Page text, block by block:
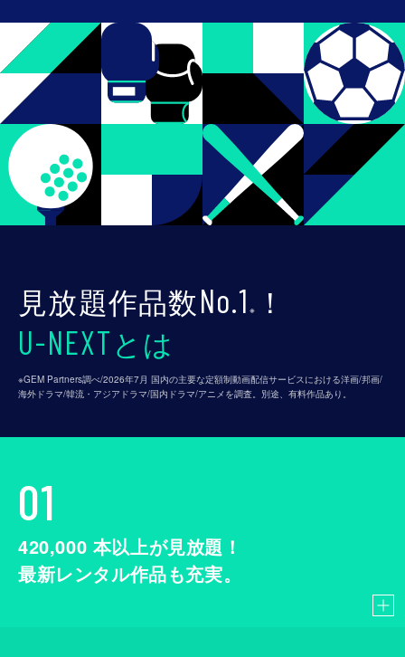
見放題作品数No.1 ※ ！
U-NEXTとは
※GEM Partners調べ/2026年7⽉ 国内の主要な定額制動画配信サービスにおける洋画/邦画/
海外ドラマ/韓流・アジアドラマ/国内ドラマ/アニメを調査。別途、有料作品あり。
01
420,000 本以上が見放題！
最新レンタル作品も充実。